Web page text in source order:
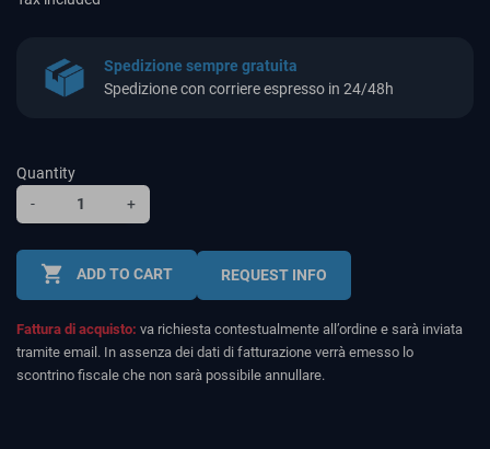
Spedizione sempre gratuita
Spedizione con corriere espresso in 24/48h
Quantity
-
+
shopping_cart ADD TO CART REQUEST INFO
Fattura di acquisto: va richiesta contestualmente all’ordine e sarà inviata
tramite email. In assenza dei dati di fatturazione verrà emesso lo
scontrino fiscale che non sarà possibile annullare.